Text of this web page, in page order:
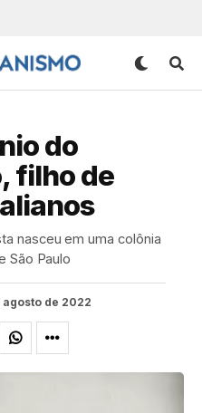
do
filho de
nasceu em uma colônia
São Paulo
agosto de 2022